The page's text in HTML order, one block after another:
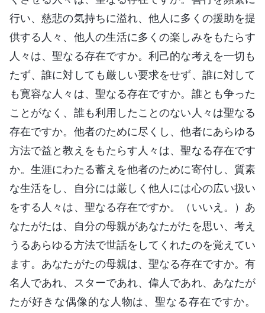
行い、慈悲の気持ちに溢れ、他人に多くの援助を提
供する人々、他人の生活に多くの楽しみをもたらす
人々は、聖なる存在ですか。利己的な考えを一切も
たず、誰に対しても厳しい要求をせず、誰に対して
も寛容な人々は、聖なる存在ですか。誰とも争った
ことがなく、誰も利用したことのない人々は聖なる
存在ですか。他者のために尽くし、他者にあらゆる
方法で益と教えをもたらす人々は、聖なる存在です
か。生涯にわたる蓄えを他者のために寄付し、質素
な生活をし、自分には厳しく他人には心の広い扱い
をする人々は、聖なる存在ですか。（いいえ。）あ
なたがたは、自分の母親があなたがたを思い、考え
うるあらゆる方法で世話をしてくれたのを覚えてい
ます。あなたがたの母親は、聖なる存在ですか。有
名人であれ、スターであれ、偉人であれ、あなたが
たが好きな偶像的な人物は、聖なる存在ですか。